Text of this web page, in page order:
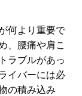
何より重要で
、腰痛や肩こ
ラブルがあっ
イバーには必
の積み込み